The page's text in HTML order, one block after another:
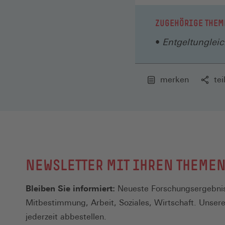
ZUGEHÖRIGE
merken
NEWSLETTER MIT IHREN
Bleiben Sie informiert: Neueste
Mitbestimmung, Arbeit, Soziales, Wirtschaft.
jederzeit abbestellen.